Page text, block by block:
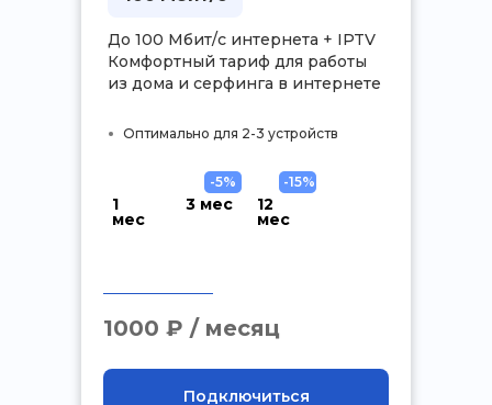
До 100 Мбит/с интернета + IPTV
Комфортный тариф для работы
из дома и серфинга в интернете
Подключиться
1000 ₽ / месяц
1
мес
Оптимально для 2-3 устройств
3 мес
-5%
12
мес
-15%
.